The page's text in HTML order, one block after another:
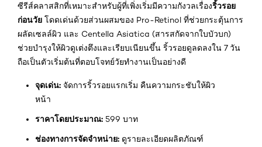
ซีรีส์คลาสสิกที่เหมาะสำหรับผู้ที่เพิ่งเริ่มมีความกังวลเรื่องริ้วรอย
ก่อนวัย โดดเด่นด้วยส่วนผสมของ Pro-Retinol ที่ช่วยกระตุ้นการ
ผลัดเซลล์ผิว และ Centella Asiatica (สารสกัดจากใบบัวบก)
ช่วยบำรุงให้ผิวดูเต่งตึงและเรียบเนียนขึ้น ริ้วรอยดูลดลงใน 7 วัน
ถือเป็นตัวเริ่มต้นที่ตอบโจทย์วัยทำงานเป็นอย่างดี
จุดเด่น: จัดการริ้วรอยแรกเริ่ม คืนความกระชับให้ผิว
หน้า
ราคาโดยประมาณ: 599 บาท
ช่องทางการจัดจำหน่าย: ดูรายละเอียดผลิตภัณฑ์